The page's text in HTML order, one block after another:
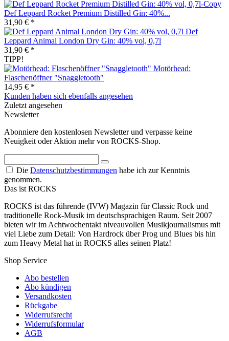
Def Leppard Rocket Premium Distilled Gin: 40%...
31,90 € *
Def
Leppard Animal London Dry Gin: 40% vol, 0,7l
31,90 € *
TIPP!
Motörhead:
Flaschenöffner "Snaggletooth"
14,95 € *
Kunden haben sich ebenfalls angesehen
Zuletzt angesehen
Newsletter
Abonniere den kostenlosen Newsletter und verpasse keine
Neuigkeit oder Aktion mehr von ROCKS-Shop.
Die Datenschutzbestimmungen habe ich zur Kenntnis
genommen.
Das ist ROCKS
ROCKS ist das führende (IVW) Magazin für Classic Rock und
traditionelle Rock-Musik im deutschsprachigen Raum. Seit 2007
bieten wir im Achtwochentakt niveauvollen Musikjournalismus mit
viel Liebe zum Detail: Von Hardrock über Prog und Blues bis hin
zum Heavy Metal hat in ROCKS alles seinen Platz!
Shop Service
Abo bestellen
Abo kündigen
Versandkosten
Rückgabe
Widerrufsrecht
Widerrufsformular
AGB